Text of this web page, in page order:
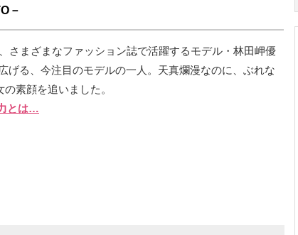
－
さまざまなファッション誌で活躍するモデル・林田岬優
げる、今注目のモデルの一人。天真爛漫なのに、ぶれな
素顔を追いました。
とは…